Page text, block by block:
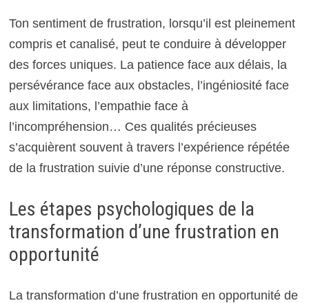
Ton sentiment de frustration, lorsqu’il est pleinement
compris et canalisé, peut te conduire à développer
des forces uniques. La patience face aux délais, la
persévérance face aux obstacles, l’ingéniosité face
aux limitations, l’empathie face à
l’incompréhension… Ces qualités précieuses
s’acquièrent souvent à travers l’expérience répétée
de la frustration suivie d’une réponse constructive.
Les étapes psychologiques de la
transformation d’une frustration en
opportunité
La transformation d’une frustration en opportunité de